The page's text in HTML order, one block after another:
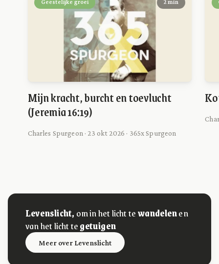
Geestelijke groei 2 min
Mijn kracht, burcht en toevlucht
(Jeremia 16:19)
Charles Spurgeon · 23 okt 2026 · 365x Spurgeon
Levenslicht, om in het licht tewandelenen
van het licht tegetuigen
Meer over Levenslicht